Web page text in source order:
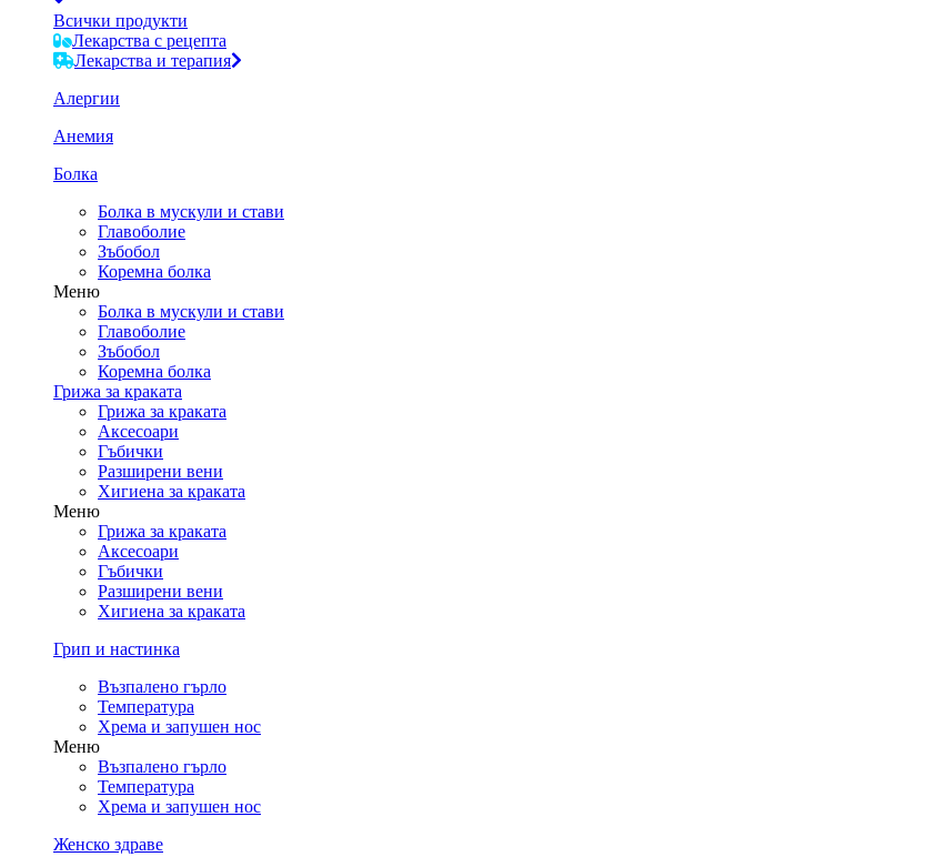
Всички продукти
Лекарства с рецепта
Лекарства и терапия
Алергии
Анемия
Болка
Болка в мускули и стави
Главоболие
Зъбобол
Коремна болка
Меню
Болка в мускули и стави
Главоболие
Зъбобол
Коремна болка
Грижа за краката
Грижа за краката
Аксесоари
Гъбички
Разширени вени
Хигиена за краката
Меню
Грижа за краката
Аксесоари
Гъбички
Разширени вени
Хигиена за краката
Грип и настинка
Възпалено гърло
Температура
Хрема и запушен нос
Меню
Възпалено гърло
Температура
Хрема и запушен нос
Женско здраве